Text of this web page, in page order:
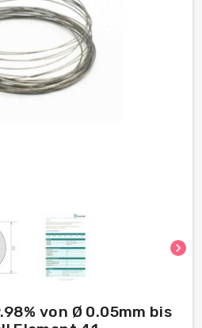
chevron_right
von Ø 0.05mm bis